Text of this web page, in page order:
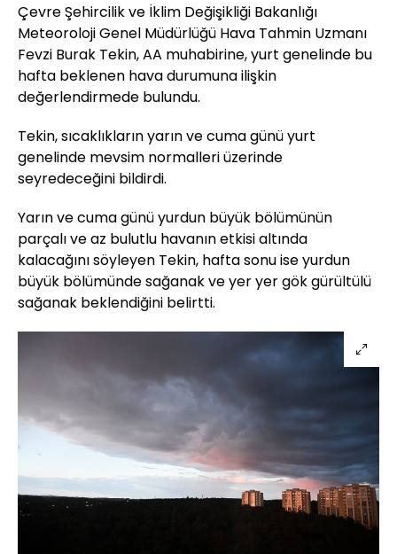
Çevre Şehircilik ve İklim Değişikliği Bakanlığı
Meteoroloji Genel Müdürlüğü Hava Tahmin Uzmanı
Fevzi Burak Tekin, AA muhabirine, yurt genelinde bu
hafta beklenen hava durumuna ilişkin
değerlendirmede bulundu.
Tekin, sıcaklıkların yarın ve cuma günü yurt
genelinde mevsim normalleri üzerinde
seyredeceğini bildirdi.
Yarın ve cuma günü yurdun büyük bölümünün
parçalı ve az bulutlu havanın etkisi altında
kalacağını söyleyen Tekin, hafta sonu ise yurdun
büyük bölümünde sağanak ve yer yer gök gürültülü
sağanak beklendiğini belirtti.